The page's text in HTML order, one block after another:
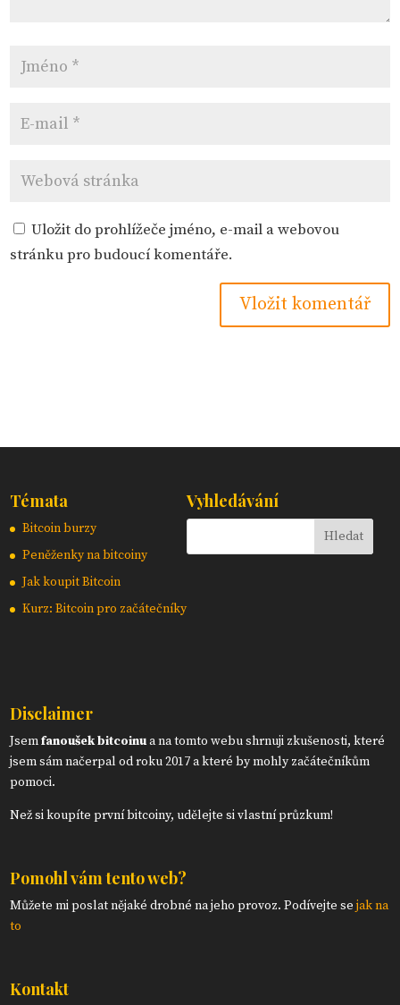
Uložit do prohlížeče jméno, e-mail a webovou
stránku pro budoucí komentáře.
Témata
Bitcoin burzy
Peněženky na bitcoiny
Jak koupit Bitcoin
Kurz: Bitcoin pro začátečníky
Vyhledávání
Disclaimer
Jsemfanoušek bitcoinua na tomto webu shrnuji zkušenosti, které
jsem sám načerpal od roku 2017 a které by mohly začátečníkům
pomoci.
Než si koupíte první bitcoiny, udělejte si vlastní průzkum!
Pomohl vám tento web?
Můžete mi poslat nějaké drobné na jeho provoz. Podívejte sejak na
to
Kontakt